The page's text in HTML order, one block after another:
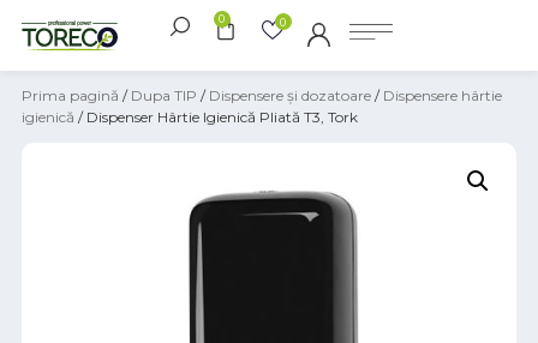
0 0
Prima pagină / Dupa TIP / Dispensere și dozatoare / Dispensere hârtie
igienică / Dispenser Hârtie Igienică Pliată T3, Tork